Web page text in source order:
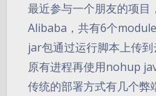
最近参与一个朋友的项
Alibaba，共有6个
jar包通过运行脚本上传
原有进程再使用nohup
传统的部署方式有几个弊